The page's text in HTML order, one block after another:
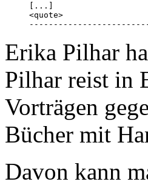
[...]
<quote>
Erika Pilhar
Pilhar reist in
Vorträgen
Bücher mit
Davon kann